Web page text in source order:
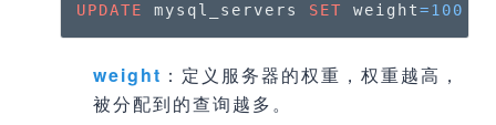
UPDATE
mysql_servers SET weight=100
weight ：定义服务器的权重，权重越高，
被分配到的查询越多。